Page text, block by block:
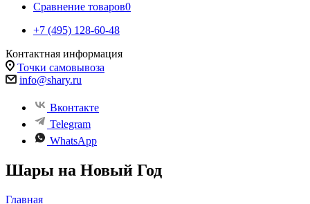
Сравнение товаров0
+7 (495) 128-60-48
Контактная информация
Точки самовывоза
info@shary.ru
Вконтакте
Telegram
WhatsApp
Шары на Новый Год
Главная